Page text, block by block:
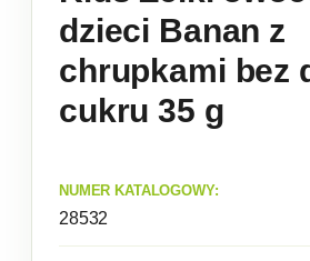
dzieci Banan z
chrupkami bez
cukru 35 g
NUMER KATALOGOWY:
28532